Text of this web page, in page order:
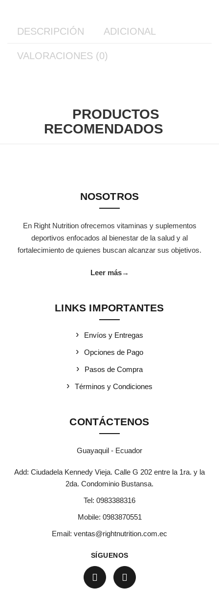
DESCRIPCIÓN ADICIONAL
VALORACIONES (0)
PRODUCTOS
RECOMENDADOS
NOSOTROS
En Right Nutrition ofrecemos vitaminas y suplementos
deportivos enfocados al bienestar de la salud y al
fortalecimiento de quienes buscan alcanzar sus objetivos.
Leer más→
LINKS IMPORTANTES
Envíos y Entregas
Opciones de Pago
Pasos de Compra
Términos y Condiciones
CONTÁCTENOS
Guayaquil - Ecuador
Add: Ciudadela Kennedy Vieja. Calle G 202 entre la 1ra. y la
2da. Condominio Bustansa.
Tel: 0983388316
Mobile: 0983870551
Email: ventas@rightnutrition.com.ec
SÍGUENOS